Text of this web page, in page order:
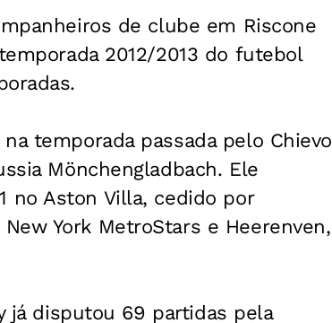
de clube em Riscone
2012/2013 do futebol
temporada passada pelo Chievo
Mönchengladbach. Ele
no Aston Villa, cedido por
York MetroStars e Heerenven,
já disputou 69 partidas pela